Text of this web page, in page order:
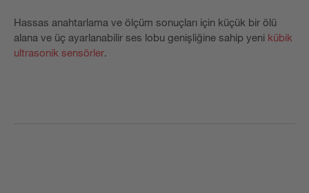
Hassas anahtarlama ve ölçüm sonuçları için küçük bir ölü
alana ve üç ayarlanabilir ses lobu genişliğine sahip yeni kübik
ultrasonik sensörler.